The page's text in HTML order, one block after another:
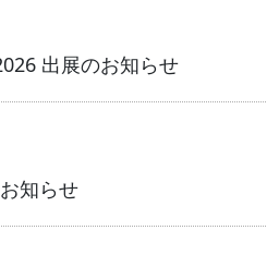
出展のお知らせ
知らせ